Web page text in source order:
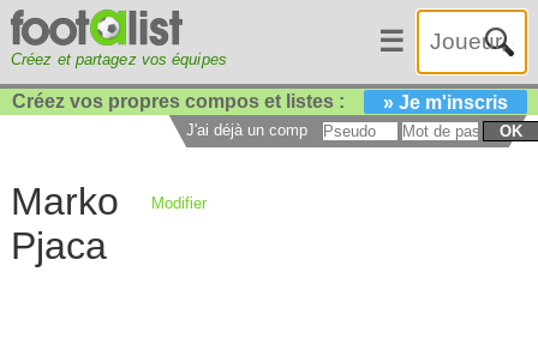
Créez et partagez vos équipes
☰
Créez vos propres compos et listes : » Je m'inscris
J'ai déjà un compte : OK
Marko
Pjaca
Modifier